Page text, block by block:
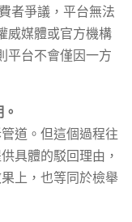
者爭議，平台無法
威媒體或官方機構
平台不會僅因一方
道。但這個過程往
具體的駁回理由，
上，也等同於檢舉